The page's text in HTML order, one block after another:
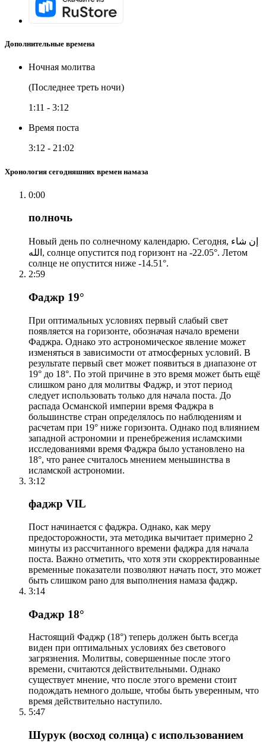
Дополнительные времена
Ночная молитва
(Последнее треть ночи)
1:11 - 3:12
Время поста
3:12 - 21:02
Хронология сегодняшних времен намаза
0:00
полночь
Новый день по солнечному календарю. Сегодня, إن شاء
الله, солнце опустится под горизонт на -22.05°. Летом
солнце не опустится ниже -14.51°.
2:59
Фаджр 19°
При оптимальных условиях первый слабый свет
появляется на горизонте, обозначая начало времени
Фаджра. Однако это астрономическое явление может
изменяться в зависимости от атмосферных условий. В
результате первый свет может появиться в диапазоне от
19° до 18°. По этой причине в это время может быть ещё
слишком рано для молитвы Фаджр, и этот период
следует использовать только для начала поста. До
распада Османской империи время Фаджра в
большинстве стран определялось по наблюдениям и
расчетам при 19° ниже горизонта. Однако под влиянием
западной астрономии и пренебрежения исламскими
исследованиями время Фаджра было установлено на
18°, что ранее считалось мнением меньшинства в
исламской астрономии.
3:12
фаджр VIL
Пост начинается с фаджра. Однако, как меру
предосторожности, эта методика вычитает примерно 2
минуты из рассчитанного времени фаджра для начала
поста. Важно отметить, что хотя эти скорректированные
временные показатели позволяют начать пост, это может
быть слишком рано для выполнения намаза фаджр.
3:14
Фаджр 18°
Настоящий Фаджр (18°) теперь должен быть всегда
виден при оптимальных условиях без светового
загрязнения. Молитвы, совершенные после этого
времени, считаются действительными. Однако
существует мнение, что после этого времени стоит
подождать немного дольше, чтобы быть уверенным, что
время действительно наступило.
5:47
Шурук (восход солнца) с использованием